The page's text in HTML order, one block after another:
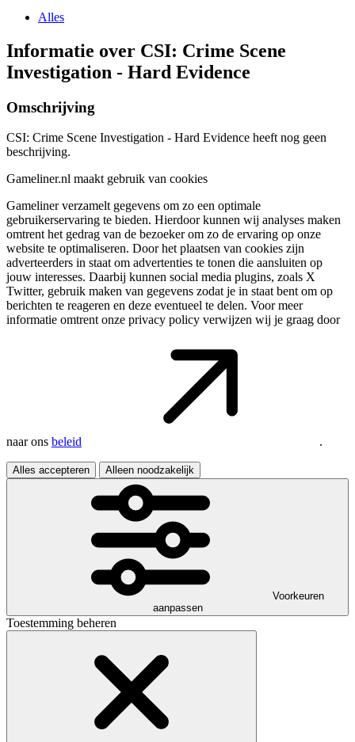
Alles
Informatie over CSI: Crime Scene
Investigation - Hard Evidence
Omschrijving
CSI: Crime Scene Investigation - Hard Evidence heeft nog geen
beschrijving.
Gameliner.nl maakt gebruik van cookies
Gameliner verzamelt gegevens om zo een optimale
gebruikerservaring te bieden. Hierdoor kunnen wij analyses maken
omtrent het gedrag van de bezoeker om zo de ervaring op onze
website te optimaliseren. Door het plaatsen van cookies zijn
adverteerders in staat om advertenties te tonen die aansluiten op
jouw interesses. Daarbij kunnen social media plugins, zoals X
Twitter, gebruik maken van gegevens zodat je in staat bent om op
berichten te reageren en deze eventueel te delen. Voor meer
informatie omtrent onze privacy policy verwijzen wij je graag door
naar ons beleid .
Alles accepteren Alleen noodzakelijk
Voorkeuren
aanpassen
Toestemming beheren